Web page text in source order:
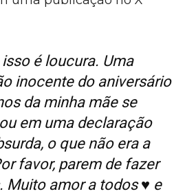
isso é loucura. Uma
inocente do aniversário
da minha mãe se
em uma declaração
o que não era a
favor, parem de fazer
Muito amor a todos ♥️ e